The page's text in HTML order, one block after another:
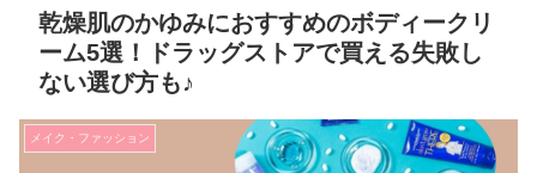
乾燥肌のかゆみにおすすめのボディークリ
ーム5選！ドラッグストアで買える失敗し
ない選び方も♪
メイク・ファッション